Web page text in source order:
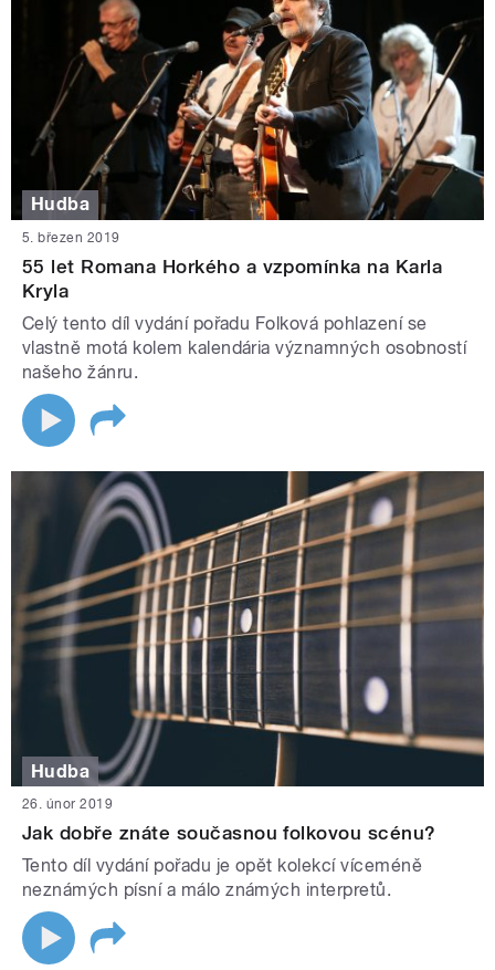
Hudba
5. březen 2019
55 let Romana Horkého a vzpomínka na Karla
Kryla
Celý tento díl vydání pořadu Folková pohlazení se
vlastně motá kolem kalendária významných osobností
našeho žánru.
Hudba
26. únor 2019
Jak dobře znáte současnou folkovou scénu?
Tento díl vydání pořadu je opět kolekcí víceméně
neznámých písní a málo známých interpretů.